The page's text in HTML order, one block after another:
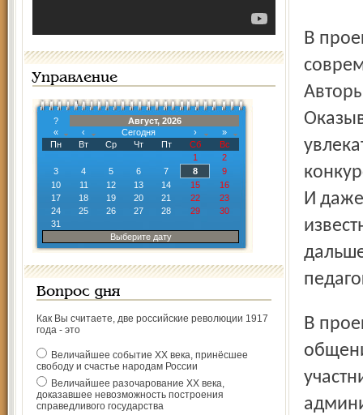
Управление
?
Август, 2026
«
‹ Сегодня ›
»
Пн
Вт Ср Чт Пт Сб
Вс
1
2
3
4 5 6 7 8
9
10
11 12 13 14 15
16
17
18 19 20 21 22
23
24
25 26 27 28 29
30
31
Выберите дату
Вопрос дня
Как Вы считаете, две российские революции 1917
года - это
Величайшее событие ХХ века, принёсшее
свободу и счастье народам России
Величайшее разочарование ХХ века,
доказавшее невозможность построения
справедливого государства
В проекте удачно сочетаются академические традиции и
И
В проекте записано, что каждый концерт – это живое